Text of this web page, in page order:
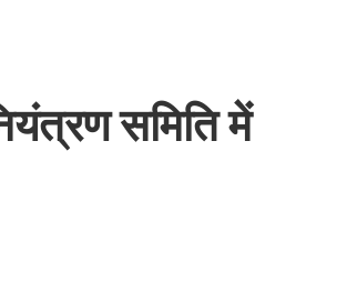
समिति में